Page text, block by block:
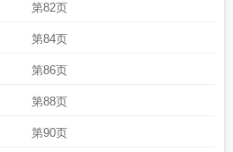
第82页
第84页
第86页
第88页
第90页